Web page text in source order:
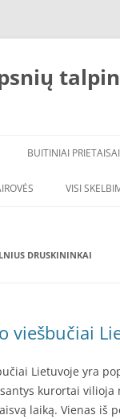
BUITINIAI PRIETAISAI
VISI
DRUSKININKAI
viešbučiai
Lietuvoje yra
kurortai
laiką. Vienas iš